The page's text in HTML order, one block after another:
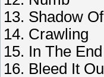
13. Shadow
14. Crawling
15. In The End
16. Bleed It